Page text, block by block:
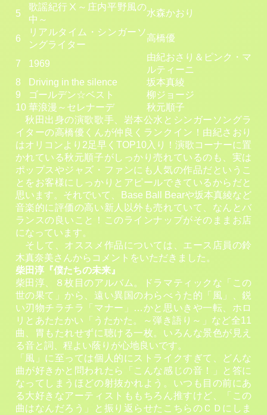
5
歌謡紀行Ⅹ～庄内平野風の
中～
水森かおり
6
リアルタイム・シンガーソ
ングライター
高橋優
7 1969
由紀おさり＆ピンク・マ
ルティーニ
8
Driving in the silence
坂本真綾
9
ゴールデン☆ベスト
柳ジョージ
10 華浪漫～セレナーデ
秋元順子
秋田出身の演歌歌手、岩本公水とシンガーソングラ
イターの高橋優くんが仲良くランクイン！由紀さおり
はオリコンより2足早くTOP10入り！演歌コーナーに置
かれている秋元順子がしっかり売れているのも、実は
ポップスやジャズ・ファンにも人気の作品だというこ
とをお客様にしっかりとアピールできているからだと
思います。それでいて、Base Ball Bearや坂本真綾など
音楽的に評価の高い新人以外も売れていて、なんとバ
ランスの良いこと！このラインナップがそのままお店
になっています。
そして、オススメ作品については、エース店員の鈴
木真奈美さんからコメントをいただきました。
柴田淳『僕たちの未来』
柴田淳、８枚目のアルバム。ドラマティックな「この
世の果て」から、遠い異国のわらべうた的「風」、鋭
い刃物チラチラ「マナー」…かと思いきや一転、ホロ
リとあたたかい「うたかた。～弾き語り～」など全11
曲、胃もたれせずに聴ける一枚。いろんな景色が見え
る音と詞、程よい蔭りが心地良いです。
「風」に至っては個人的にストライクすぎて、どんな
曲が好きかと問われたら「こんな感じの音！」と答に
なってしまうほどの射抜かれよう。いつも目の前にあ
る大好きなアーティストももちろん推すけど、「この
曲はなんだろう」と振り返らせたこちらのＣＤにしま